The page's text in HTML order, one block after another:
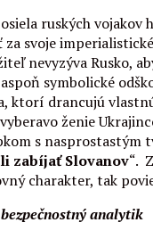
ruských vojakov
svoje
nevyzýva Rusko,
symbolické
ktorí drancujú
ženie
s nasprostastým
zabíjať Slovanov“.
charakter, tak
analytik